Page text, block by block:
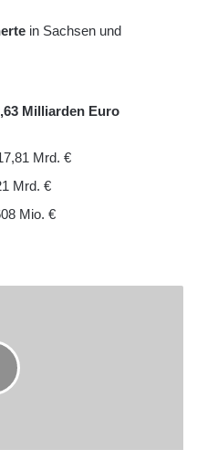
in Sachsen und
Milliarden Euro
Mrd. €
Mrd. €
Mio. €